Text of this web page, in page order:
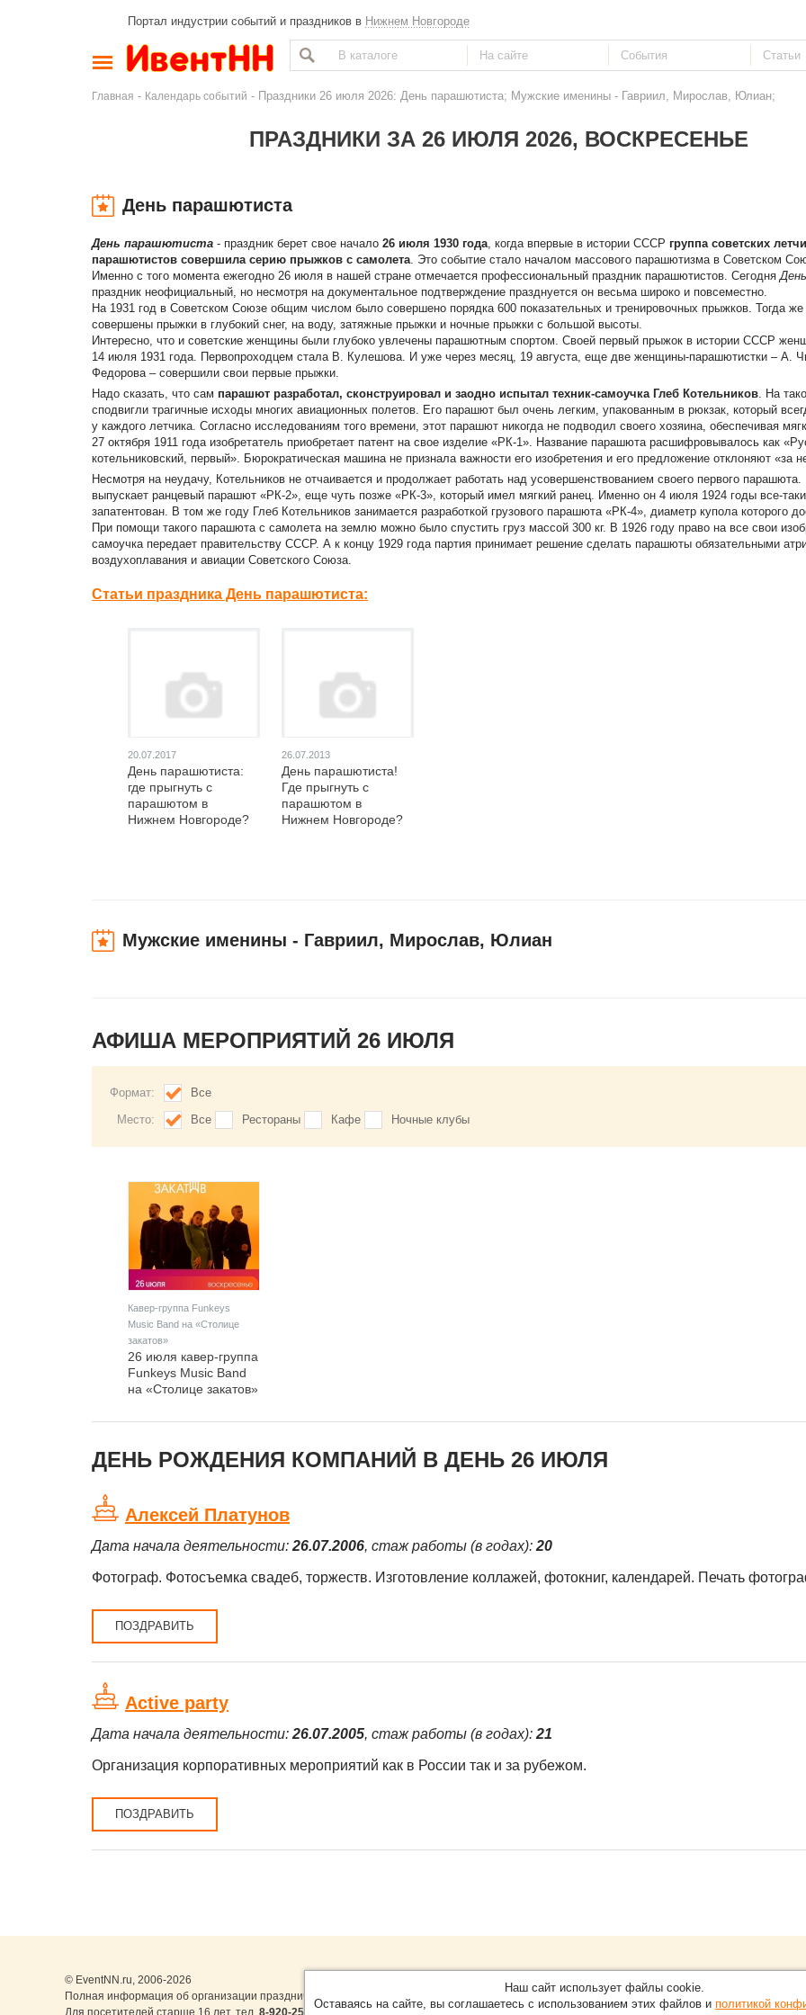
Портал индустрии событий и праздников в Нижнем Новгороде
Главная - Календарь событий - Праздники 26 июля 2026: День парашютиста; Мужские именины - Гавриил, Мирослав, Юлиан;
ПРАЗДНИКИ ЗА 26 ИЮЛЯ 2026, ВОСКРЕСЕНЬЕ
День парашютиста
День парашютиста - праздник берет свое начало 26 июля 1930 года, когда впервые в истории СССР группа советских
парашютистов совершила серию прыжков с самолета. Это событие стало началом массового парашютизма в Советском
Именно с того момента ежегодно 26 июля в нашей стране отмечается профессиональный праздник парашютистов. Сегодня
праздник неофициальный, но несмотря на документальное подтверждение празднуется он весьма широко и повсеместно.
На 1931 год в Советском Союзе общим числом было совершено порядка 600 показательных и тренировочных прыжков. Тогда
совершены прыжки в глубокий снег, на воду, затяжные прыжки и ночные прыжки с большой высоты.
Интересно, что и советские женщины были глубоко увлечены парашютным спортом. Своей первый прыжок в истории СССР
14 июля 1931 года. Первопроходцем стала В. Кулешова. И уже через месяц, 19 августа, еще две женщины-парашютистки – А.
Федорова – совершили свои первые прыжки.
Надо сказать, что сам парашют разработал, сконструировал и заодно испытал техник-самоучка Глеб Котельников. На
сподвигли трагичные исходы многих авиационных полетов. Его парашют был очень легким, упакованным в рюкзак, который
у каждого летчика. Согласно исследованиям того времени, этот парашют никогда не подводил своего хозяина, обеспечивая
27 октября 1911 года изобретатель приобретает патент на свое изделие «РК-1». Название парашюта расшифровывалось как
котельниковский, первый». Бюрократическая машина не признала важности его изобретения и его предложение отклоняют «за
Несмотря на неудачу, Котельников не отчаивается и продолжает работать над усовершенствованием своего первого
выпускает ранцевый парашют «РК-2», еще чуть позже «РК-3», который имел мягкий ранец. Именно он 4 июля 1924 годы все-
запатентован. В том же году Глеб Котельников занимается разработкой грузового парашюта «РК-4», диаметр купола которого
При помощи такого парашюта с самолета на землю можно было спустить груз массой 300 кг. В 1926 году право на все свои
самоучка передает правительству СССР. А к концу 1929 года партия принимает решение сделать парашюты обязательными
воздухоплавания и авиации Советского Союза.
Статьи праздника День парашютиста:
20.07.2017
День парашютиста:
где прыгнуть с
парашютом в
Нижнем Новгороде?
26.07.2013
День парашютиста!
Где прыгнуть с
парашютом в
Нижнем Новгороде?
Мужские именины - Гавриил, Мирослав, Юлиан
АФИША МЕРОПРИЯТИЙ 26 ИЮЛЯ
Формат:
Все
Место:
Все Рестораны Кафе Ночные клубы
Кавер-группа Funkeys
Music Band на «Столице
закатов»
26 июля кавер-группа
Funkeys Music Band
на «Столице закатов»
ДЕНЬ РОЖДЕНИЯ КОМПАНИЙ В ДЕНЬ 26 ИЮЛЯ
Алексей Платунов
Дата начала деятельности: 26.07.2006, стаж работы (в годах): 20
Фотограф. Фотосъемка свадеб, торжеств. Изготовление коллажей, фотокниг, календарей. Печать
ПОЗДРАВИТЬ
Active party
Дата начала деятельности: 26.07.2005, стаж работы (в годах): 21
Организация корпоративных мероприятий как в России так и за рубежом.
ПОЗДРАВИТЬ
© EventNN.ru, 2006-2026
Полная информация об организации праздничных мероприятий в Нижнем Новгороде.
Для посетителей старше 16 лет. тел. 8-920-253-22-14 8-999-077-15-51
О проекте
Карта сайта
Обращайтесь на портал
С новостями, пресс-
По вопросам добавления
Наш сайт использует файлы cookie.
Оставаясь на сайте, вы соглашаетесь с использованием этих файлов и политикой